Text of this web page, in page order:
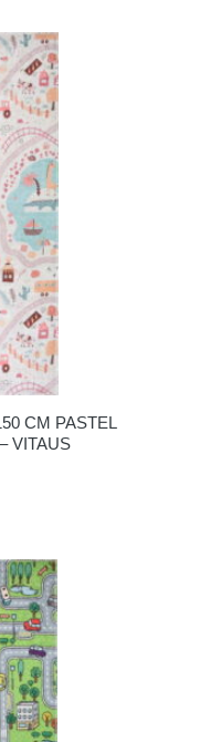
CM PASTEL
VITAUS